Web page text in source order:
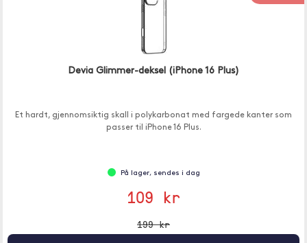
Devia Glimmer-deksel (iPhone 16 Plus)
Et hardt, gjennomsiktig skall i polykarbonat med fargede kanter som
passer til iPhone 16 Plus.
På lager, sendes i dag
109 kr
199 kr